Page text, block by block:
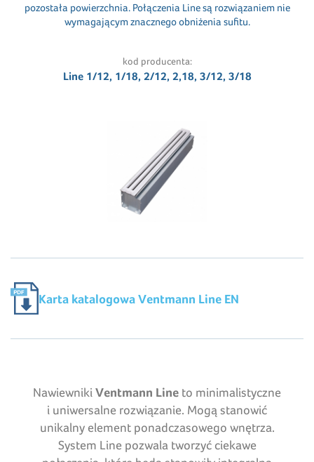
pozostała powierzchnia. Połączenia Line są rozwiązaniem nie
wymagającym znacznego obniżenia sufitu.
kod producenta:
Line 1/12, 1/18, 2/12, 2,18, 3/12, 3/18
Karta katalogowa Ventmann Line EN
NawiewnikiVentmann Line to minimalistyczne
i uniwersalne rozwiązanie. Mogą stanowić
unikalny element ponadczasowego wnętrza.
System Line pozwala tworzyć ciekawe